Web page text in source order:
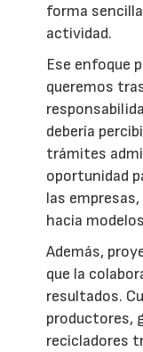
forma
actividad.
Ese enfoque
queremos
debería
trámites
oportunidad
las
hacia
Además,
que la
resultados.
productores,
recicladores